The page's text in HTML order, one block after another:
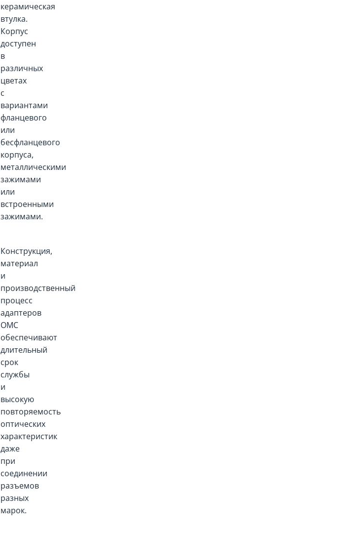
керамическая
втулка.
Корпус
доступен
в
различных
цветах
с
вариантами
фланцевого
или
бесфланцевого
корпуса,
металлическими
зажимами
или
встроенными
зажимами.
Конструкция,
материал
и
производственный
процесс
адаптеров
OMC
обеспечивают
длительный
срок
службы
и
высокую
повторяемость
оптических
характеристик
даже
при
соединении
разъемов
разных
марок.